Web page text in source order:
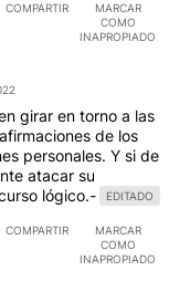
COMPARTIR
MARCAR
COMO
INAPROPIADO
girar en torno a las
de los
personales. Y si de
atacar su
lógico.-
EDITADO
COMPARTIR
MARCAR
COMO
INAPROPIADO